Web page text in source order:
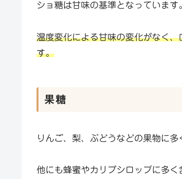
ショ糖は甘味の基準となっています
温度変化による甘味の変化がなく、
す。
果糖
りんご、梨、ぶどうなどの果物に多
他にも蜂蜜やカリブシロップに多く